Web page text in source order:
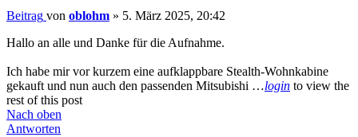
Beitrag von oblohm » 5. März 2025, 20:42
Hallo an alle und Danke für die Aufnahme.
Ich habe mir vor kurzem eine aufklappbare Stealth-Wohnkabine
gekauft und nun auch den passenden Mitsubishi …login to view the
rest of this post
Nach oben
Antworten